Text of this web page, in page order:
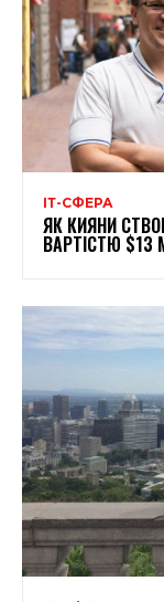
ІТ-СФЕРА
ЯК КИЯНИ
ВАРТІСТЮ $13